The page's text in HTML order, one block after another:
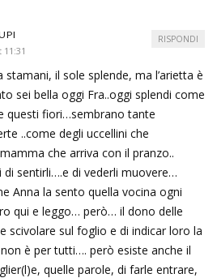
il sole splende, ma l’arietta è
sei bella oggi Fra..oggi splendi come
questi fiori…sembrano tante
..come degli uccellini che
che arriva con il pranzo..
di sentirli….e di vederli muovere…
Anna la sento quella vocina ogni
qui e leggo… però… il dono delle
scivolare sul foglio e di indicar loro la
è per tutti…. però esiste anche il
quelle parole, di farle entrare,
RISPONDI